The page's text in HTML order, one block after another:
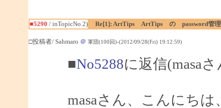
■5290 / inTopicNo.2) Re[1]: ArtTips ArtTips の password管理
□投稿者/ Sahmaro ＠ 軍団(100回)-(2012/09/28(Fri) 19:12:59)
■No5288に返信(masa
masaさん、こんにちは